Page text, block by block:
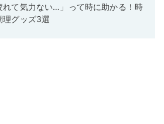
れて気力ない…」って時に助かる！時
理グッズ3選